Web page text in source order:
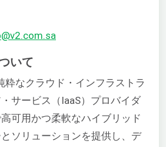
いて
粋なクラウド・インフラストラ
サービス（IaaS）プロバイダ
可用かつ柔軟なハイブリッド
ソリューションを提供し、デ